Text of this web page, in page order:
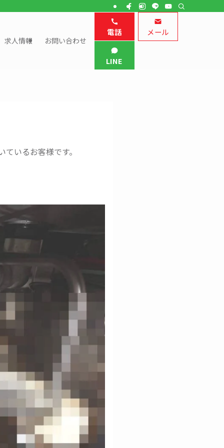
求人情報 お問い合わせ
電話 メール
LINE
いるお客様です。